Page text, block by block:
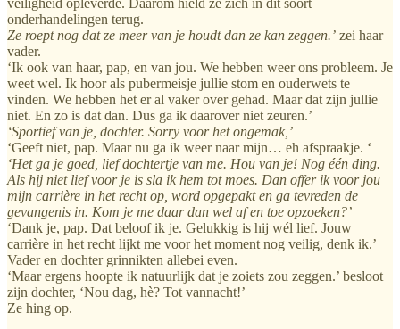
onderhandelingen terug.
Ze roept nog dat ze meer van je houdt dan ze kan zeggen.’ zei haar
vader.
‘Ik ook van haar, pap, en van jou. We hebben weer ons probleem. Je
weet wel. Ik hoor als pubermeisje jullie stom en ouderwets te
vinden. We hebben het er al vaker over gehad. Maar dat zijn jullie
niet. En zo is dat dan. Dus ga ik daarover niet zeuren.’
‘Sportief van je, dochter. Sorry voor het ongemak,’
‘Geeft niet, pap. Maar nu ga ik weer naar mijn… eh afspraakje. ‘
‘Het ga je goed, lief dochtertje van me. Hou van je! Nog één ding.
Als hij niet lief voor je is sla ik hem tot moes. Dan offer ik voor jou
mijn carrière in het recht op, word opgepakt en ga tevreden de
gevangenis in. Kom je me daar dan wel af en toe opzoeken?’
‘Dank je, pap. Dat beloof ik je. Gelukkig is hij wél lief. Jouw
carrière in het recht lijkt me voor het moment nog veilig, denk ik.’
Vader en dochter grinnikten allebei even.
‘Maar ergens hoopte ik natuurlijk dat je zoiets zou zeggen.’ besloot
zijn dochter, ‘Nou dag, hè? Tot vannacht!’
Ze hing op.